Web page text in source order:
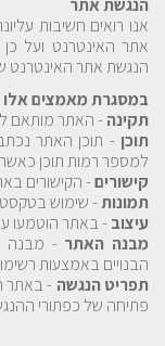
הנגשת אתר
אנו רואים חשיבות
אתר האינטרנט ועל
הנגשת אתר האינטרנט
במסגרת מאמצים אלו
תקינה - האתר מותאם
תוכן - תוכן האתר
למספר רמות תוכן
קישורים- הקישורים
תמונות- שימוש בטקסט
עיצוב - באתר הוטמעו
מבנה האתר - מבנה
הבנויים באמצעות
תפריט הנגשה - באתר
פתיחה של כפתורי